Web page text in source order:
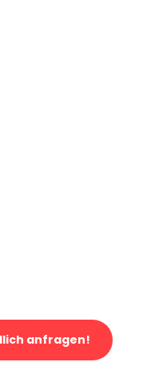
anfragen!